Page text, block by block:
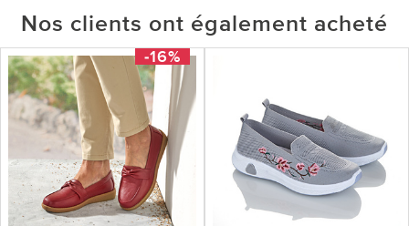
Nos clients ont également acheté
-16%